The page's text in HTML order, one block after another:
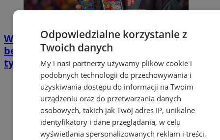
WOŚP 2025: nad zapewnieniem
bezpieczeństwa czuwać będzie kilka
tysięcy policjantów
Odpowiedzialne korzystanie z
Twoich danych
My i nasi partnerzy używamy plików cookie i
podobnych technologii do przechowywania i
uzyskiwania dostępu do informacji na Twoim
urządzeniu oraz do przetwarzania danych
osobowych, takich jak Twój adres IP, unikalne
identyfikatory i dane przeglądania, w celu
wyświetlania spersonalizowanych reklam i treści,